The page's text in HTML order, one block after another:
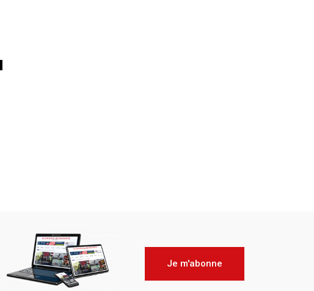
Je m'abonne